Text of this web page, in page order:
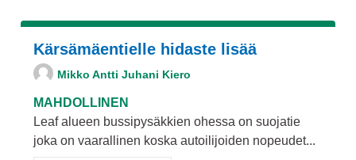
Kärsämäentielle hidaste lisää
Mikko Antti Juhani Kiero
MAHDOLLINEN
Leaf alueen bussipysäkkien ohessa on suojatie
joka on vaarallinen koska autoilijoiden nopeudet...